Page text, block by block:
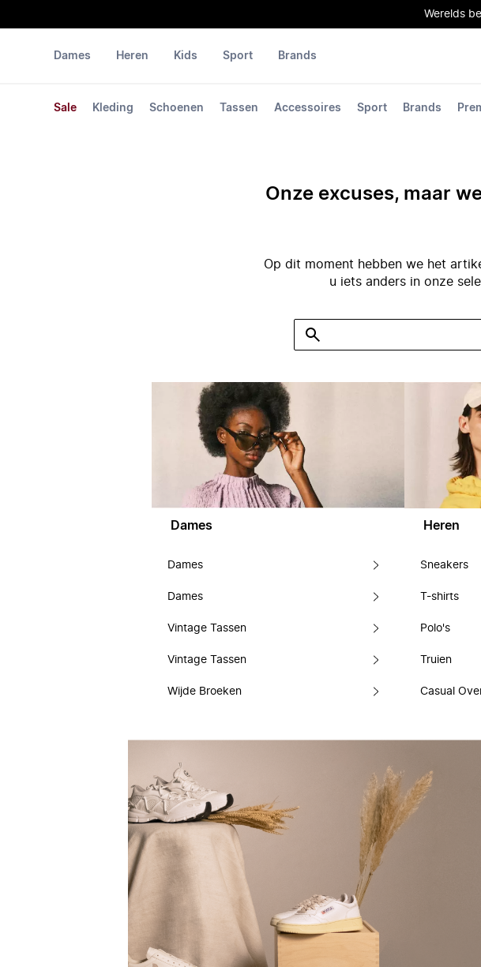
Werelds
Dames
Sale Kleding Schoenen Tassen Accessoires Sport Brands
Heren Kids Sport Brands
Onze excuses, maar
Op dit moment hebben we het
u iets anders in onze
Dames
Dames
Dames
Vintage Tassen
Vintage Tassen
Wijde Broeken
Heren
Sneakers
T-shirts
Polo's
Truien
Casual